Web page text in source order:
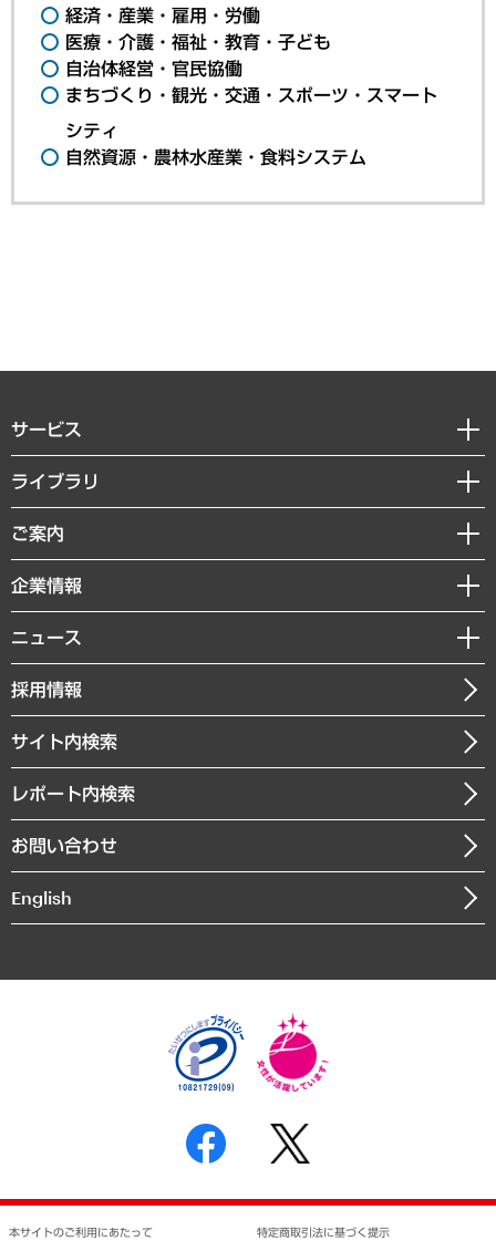
経済・産業・雇用・労働
医療・介護・福祉・教育・子ども
自治体経営・官民協働
まちづくり・観光・交通・スポーツ・スマート
シティ
自然資源・農林水産業・食料システム
サービス
経営戦略
組織・人事戦略
デジタルイノベーション
共生・ダイバーシティ
GRC（ガバナンス・リスク・コンプライアンス）・防災（政策）
経済・産業・雇用・労働
まちづくり・観光・交通・スポーツ・スマートシティ
自然資源・農林水産業・食料システム
ライブラリ
経済調査
レポート
コラム
経営用語集
受託・受注実績（官公庁関連）
メディア掲載・出演
ご案内
セミナー・イベント情報
MUFGビジネスセミナー
受託案件情報
企業情報
私たちの想い
社長メッセージ
会社概要
沿革
組織図・本部部室紹介
インドネシア現地法人
個人情報保護方針
反社会的勢力に対する基本方針
書面による個人情報の開示等の請求の手続きについて
ニュース
ニュースリリース
お知らせ
採用情報
サイト内検索
レポート内検索
お問い合わせ
English
本サイトのご利用にあたって 特定商取引法に基づく提示